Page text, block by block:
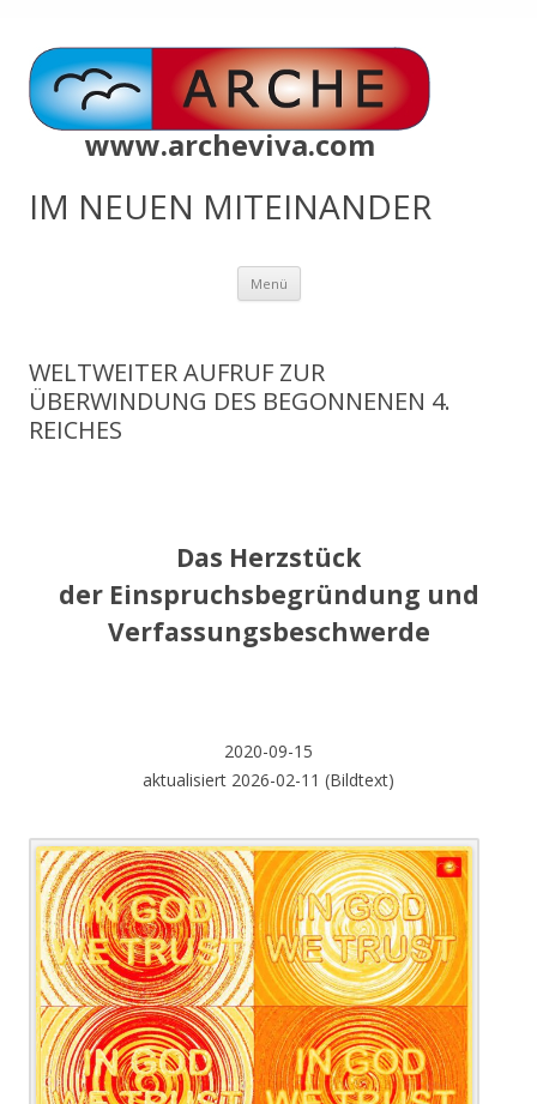
www.archeviva.com
IM NEUEN MITEINANDER
Menü Zum
springen
WELTWEITER AUFRUF ZUR
ÜBERWINDUNG DES BEGONNENEN 4.
REICHES
Das Herzstück
der Einspruchsbegründung und
Verfassungsbeschwerde
2020-09-15
aktualisiert 2026-02-11 (Bildtext)